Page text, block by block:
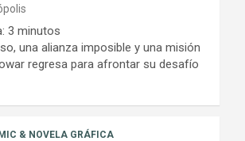
3 minutos
una alianza imposible y una misión
regresa para afrontar su desafío
& NOVELA GRÁFICA